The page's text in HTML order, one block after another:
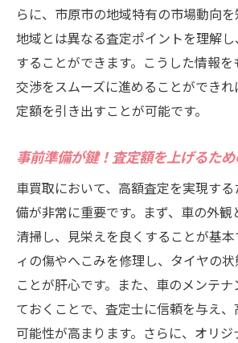
らに、市原市の地域特有の市場動向
地域とは異なる査定ポイントを理解
することができます。こうした情報
交渉をスムーズに進めることができ
定額を引き出すことが可能です。
事前準備が鍵！査定額を上げるた
車買取において、高額査定を実現す
備が非常に重要です。まず、車の外
清掃し、見栄えを良くすることが基
ィの傷やへこみを修理し、タイヤの
ことが肝心です。また、車のメンテ
ておくことで、査定士に信頼を与え
可能性が高まります。さらに、オリ